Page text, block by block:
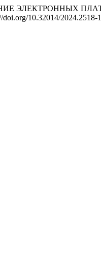
doi.org/10.32014/2024.2518-